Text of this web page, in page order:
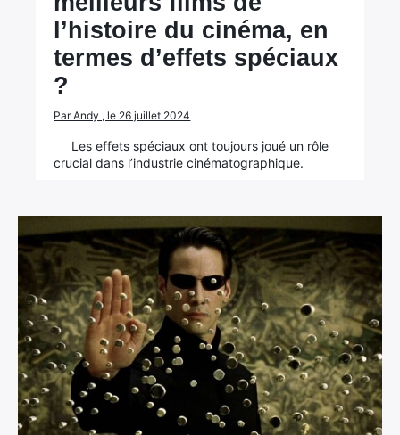
l’histoire du cinéma, en
termes d’effets spéciaux
?
Par Andy , le 26 juillet 2024
Les effets spéciaux ont toujours joué un rôle
crucial dans l’industrie cinématographique.